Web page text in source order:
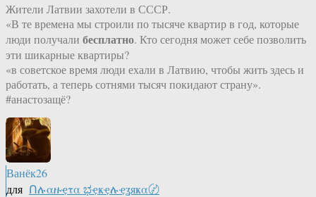
Жители Латвии захотели в СССР.
«В те времена мы строили по тысяче квартир в год, которые
люди получали бесплатно. Кто сегодня может себе позволить
эти шикарные квартиры?
«в советское время люди ехали в Латвию, чтобы жить здесь и
работать, а теперь сотнями тысяч покидают страну».
#анастозащё?
Ванёк26
для Ոሉαዙҿτα ಭҿҝҿሉҿʓяҝα〄